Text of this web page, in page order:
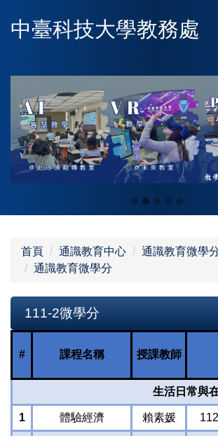
到
內
中臺科技大學教務處
首頁 通識教育中心
通識教育微學
通識教育微學分
111-2微學分
# 課程名稱 授課教師
生活日常與
1 體驗經濟 賴素媛